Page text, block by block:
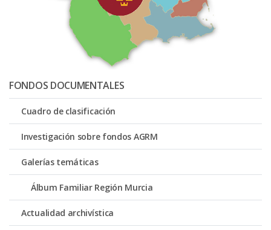
FONDOS DOCUMENTALES
Cuadro de clasificación
Investigación sobre fondos AGRM
Galerías temáticas
Álbum Familiar Región Murcia
Actualidad archivística